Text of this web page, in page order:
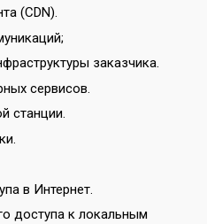
(CDN).
заказчика.
сервисов.
станции.
в Интернет.
доступа к локальным